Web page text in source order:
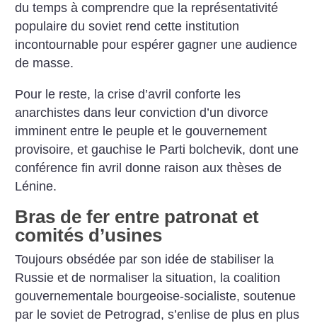
du temps à comprendre que la représentativité
populaire du soviet rend cette institution
incontournable pour espérer gagner une audience
de masse.
Pour le reste, la crise d’avril conforte les
anarchistes dans leur conviction d’un divorce
imminent entre le peuple et le gouvernement
provisoire, et gauchise le Parti bolchevik, dont une
conférence fin avril donne raison aux thèses de
Lénine.
Bras de fer entre patronat et
comités d’usines
Toujours obsédée par son idée de stabiliser la
Russie et de normaliser la situation, la coalition
gouvernementale bourgeoise-socialiste, soutenue
par le soviet de Petrograd, s’enlise de plus en plus